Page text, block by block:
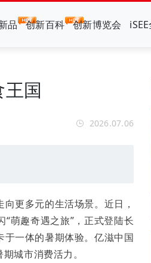
品 创新百科 创新博览会
国
2026.07.06
更多元的生活场景。近日，
萌趣奇遇之旅”，正式登陆长
一体的暑期体验。亿滋中国
城市消费活力。